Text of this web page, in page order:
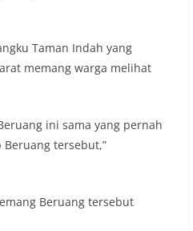
Taman Indah yang
memang warga melihat
ini sama yang pernah
tersebut,”
Beruang tersebut